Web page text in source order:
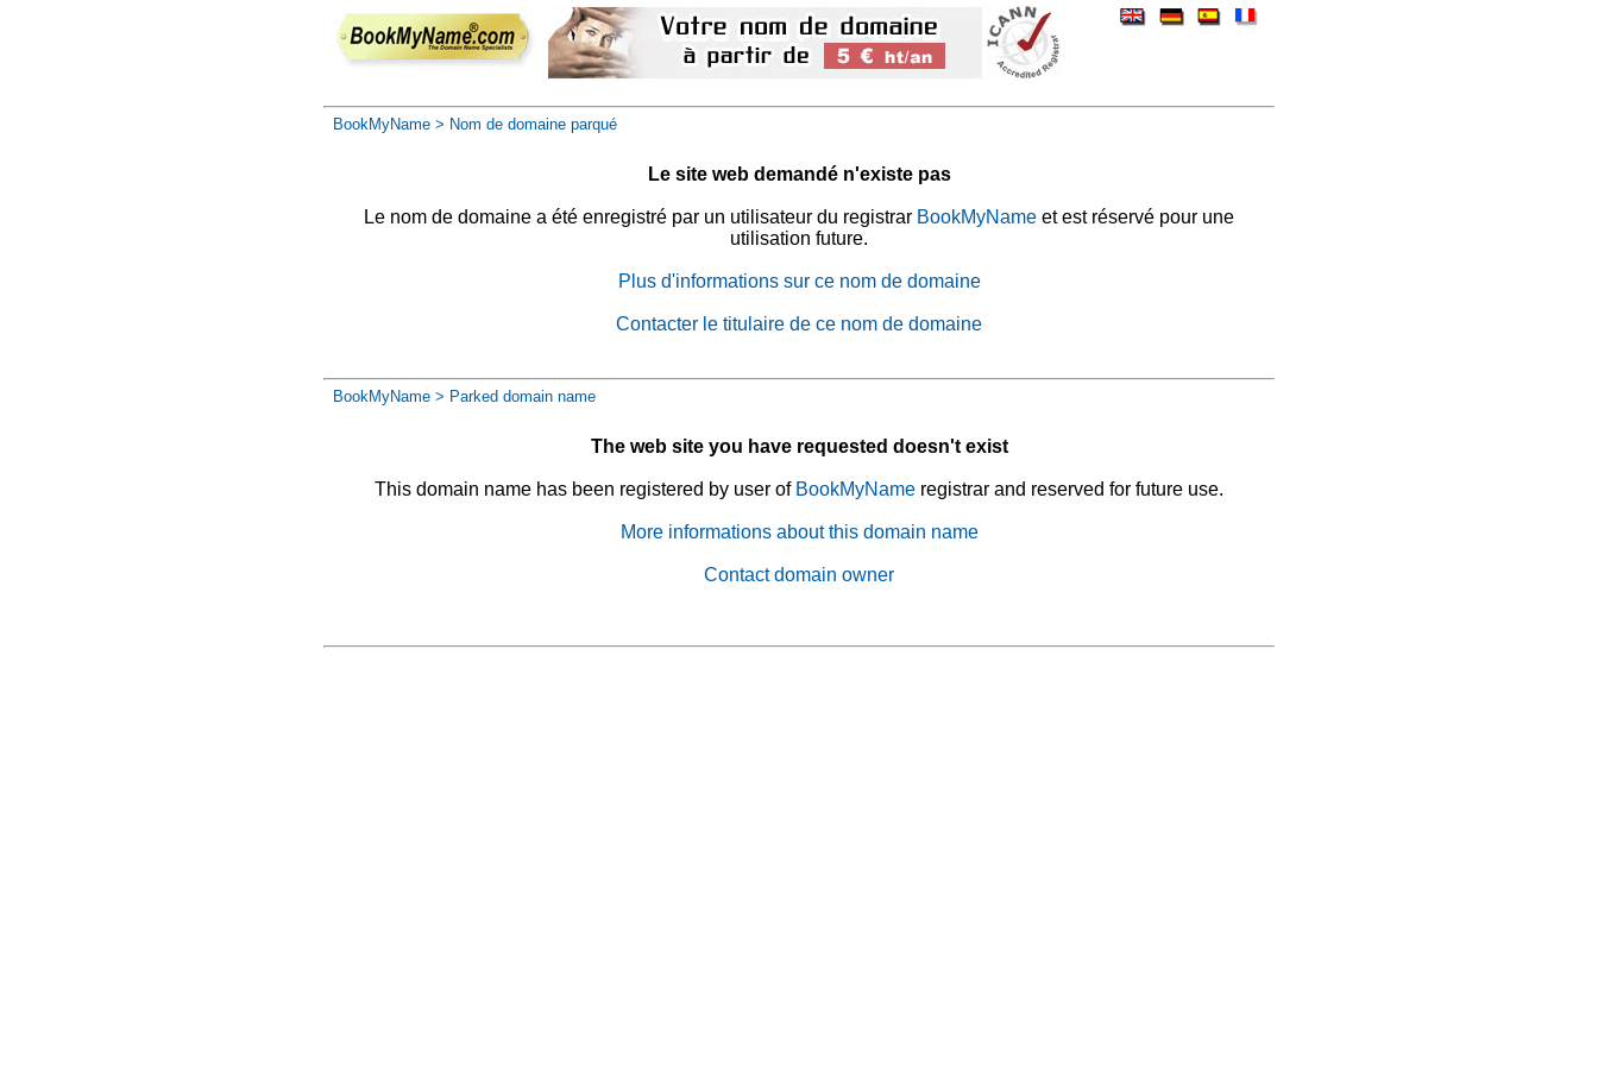
BookMyName > Nom de domaine parqué
Le site web demandé n'existe pas
Le nom de domaine a été enregistré par un utilisateur du registrar BookMyName et est réservé pour une
utilisation future.
Plus d'informations sur ce nom de domaine
Contacter le titulaire de ce nom de domaine
BookMyName > Parked domain name
The web site you have requested doesn't exist
This domain name has been registered by user of BookMyName registrar and reserved for future use.
More informations about this domain name
Contact domain owner